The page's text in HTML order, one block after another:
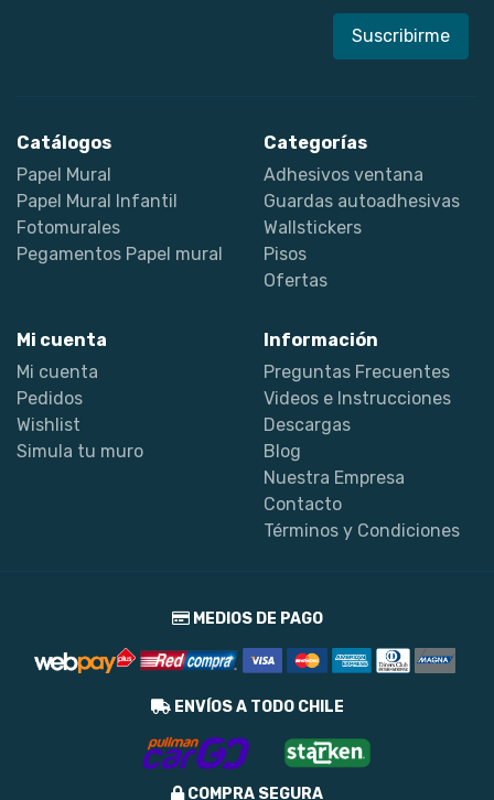
Catálogos
Papel Mural
Papel Mural Infantil
Fotomurales
Pegamentos Papel mural
Categorías
Adhesivos ventana
Guardas autoadhesivas
Wallstickers
Pisos
Ofertas
Mi cuenta
Mi cuenta
Pedidos
Wishlist
Simula tu muro
Información
Preguntas Frecuentes
Videos e Instrucciones
Descargas
Blog
Nuestra Empresa
Contacto
Términos y Condiciones
MEDIOS DE PAGO
ENVÍOS A TODO CHILE
COMPRA SEGURA